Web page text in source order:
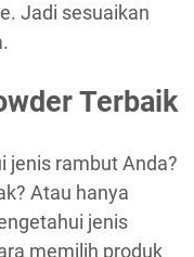
Jadi sesuaikan
Terbaik
jenis rambut Anda?
Atau hanya
jenis
memilih produk